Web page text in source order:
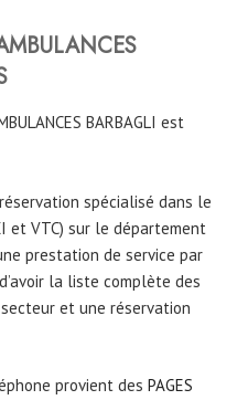
BARBAGLI est
spécialisé dans le
et VTC) sur le département
prestation de service par
la liste complète des
et une réservation
provient des PAGES